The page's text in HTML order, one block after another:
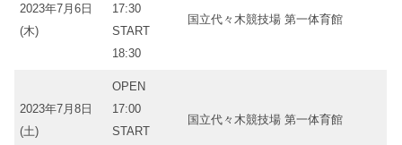
2023年7月6日
(木)
17:30
START
18:30
国立代々木競技場 第一体育館
2023年7月8日
(土)
OPEN
17:00
START
国立代々木競技場 第一体育館